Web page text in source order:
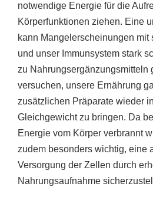
notwendige Energie für die
Körperfunktionen ziehen. Eine
kann Mangelerscheinungen mit
und unser Immunsystem stark
zu Nahrungsergänzungsmitteln
versuchen, unsere Ernährung
zusätzlichen Präparate wieder
Gleichgewicht zu bringen. Da
Energie vom Körper verbrannt
zudem besonders wichtig, eine
Versorgung der Zellen durch
Nahrungsaufnahme